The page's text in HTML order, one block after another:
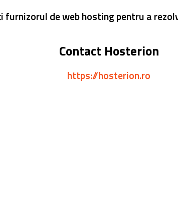
furnizorul de web hosting pentru a
Contact Hosterion
https://hosterion.ro